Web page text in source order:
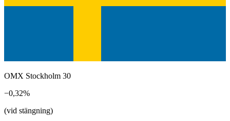
OMX Stockholm 30
−0,32%
(vid stängning)